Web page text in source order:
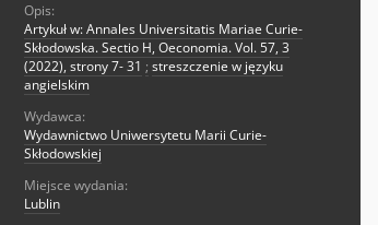
Opis:
Artykuł w: Annales Universitatis Mariae Curie-
Skłodowska. Sectio H, Oeconomia. Vol. 57, 3
(2022), strony 7- 31 ; streszczenie w języku
angielskim
Wydawca:
Wydawnictwo Uniwersytetu Marii Curie-
Skłodowskiej
Miejsce wydania:
Lublin